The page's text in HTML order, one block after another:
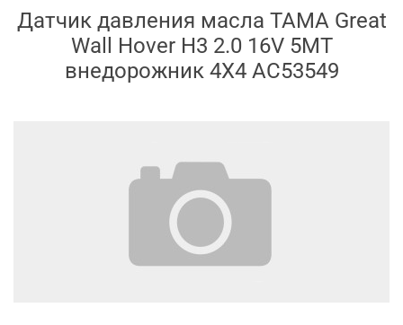
Датчик давления масла TAMA Great
Wall Hover H3 2.0 16V 5MT
внедорожник 4X4 AC53549